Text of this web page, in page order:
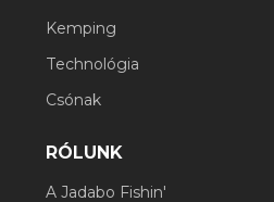
Kemping
Technológia
Csónak
RÓLUNK
A Jadabo Fishin'